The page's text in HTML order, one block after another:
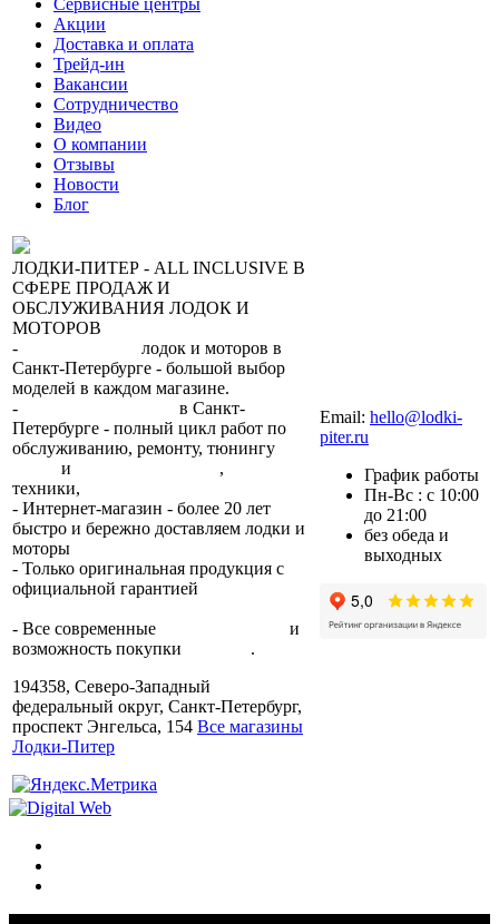
Акции
Доставка и оплата
Трейд-ин
Вакансии
Сотрудничество
Видео
О компании
Отзывы
Новости
Блог
ЛОДКИ-ПИТЕР - ALL INCLUSIVE В
СФЕРЕ ПРОДАЖ И
ОБСЛУЖИВАНИЯ ЛОДОК И
МОТОРОВ
-
лодок и моторов в
Санкт-Петербурге - большой выбор
моделей в каждом магазине.
-
в Санкт-
Петербурге - полный цикл работ по
обслуживанию, ремонту, тюнингу
и ,
техники,
- Интернет-магазин - более 20 лет
быстро и бережно доставляем лодки и
моторы
- Только оригинальная продукция с
официальной гарантией
- Все современные
и
возможность покупки
.
194358, Северо-Западный
федеральный округ, Санкт-Петербург,
проспект Энгельса, 154 Все магазины
Лодки-Питер
Email: hello@lodki-
piter.ru
График работы
Пн-Вс : с 10:00
до 21:00
без обеда и
выходных